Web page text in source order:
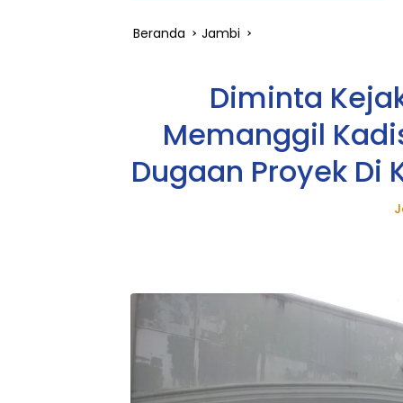
Beranda Jambi
Diminta
Memanggil
Dugaan Proyek